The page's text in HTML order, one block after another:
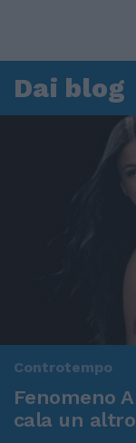
Dai blog
Controtempo
Fenomeno
cala un